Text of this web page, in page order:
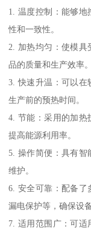
1. 温度控制：能够
性和一致性。
2. 加热均匀：使模
品的质量和生产效率。
3. 快速升温：可以
生产前的预热时间。
4. 节能：采用的加热
提高能源利用率。
5. 操作简便：具有智
维护。
6. 安全可靠：配备了
漏电保护等，确保设
7. 适用范围广：可